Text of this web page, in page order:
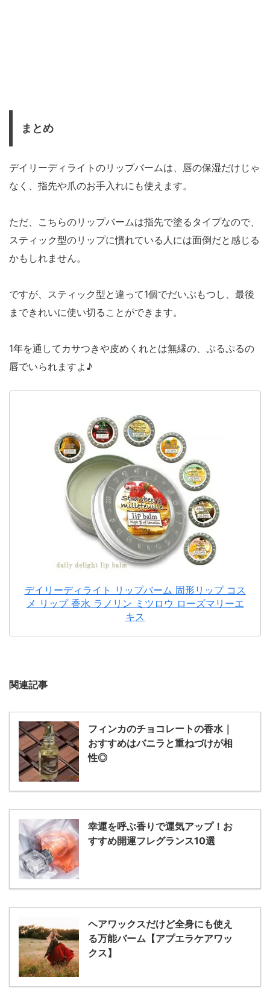
まとめ
デイリーディライトのリップバームは、唇の保湿だけじゃ
なく、指先や爪のお手入れにも使えます。
ただ、こちらのリップバームは指先で塗るタイプなので、
スティック型のリップに慣れている人には面倒だと感じる
かもしれません。
ですが、スティック型と違って1個でだいぶもつし、最後
まできれいに使い切ることができます。
1年を通してカサつきや皮めくれとは無縁の、ぷるぷるの
唇でいられますよ♪
デイリーディライト リップバーム 固形リップ コス
メ リップ 香水 ラノリン ミツロウ ローズマリーエ
キス
関連記事
フィンカのチョコレートの香水｜
おすすめはバニラと重ねづけが相
性◎
幸運を呼ぶ香りで運気アップ！お
すすめ開運フレグランス10選
ヘアワックスだけど全身にも使え
る万能バーム【アプエラケアワッ
クス】